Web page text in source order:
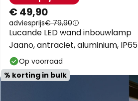
€ 49,90
adviesprijs€ 79,90
Lucande LED wand inbouwlamp
Jaano, antraciet, aluminium, IP65
Op voorraad
% korting in bulk